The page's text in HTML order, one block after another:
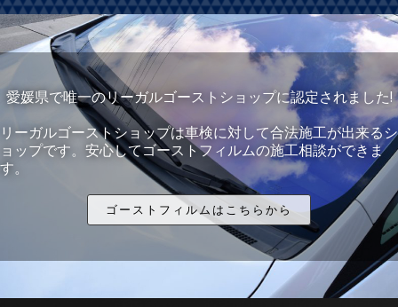
愛媛県で唯一のリーガルゴーストショップに認定されました!
リーガルゴーストショップは車検に対して合法施工が出来るシ
ョップです。安心してゴーストフィルムの施工相談ができま
す。
ゴーストフィルムはこちらから